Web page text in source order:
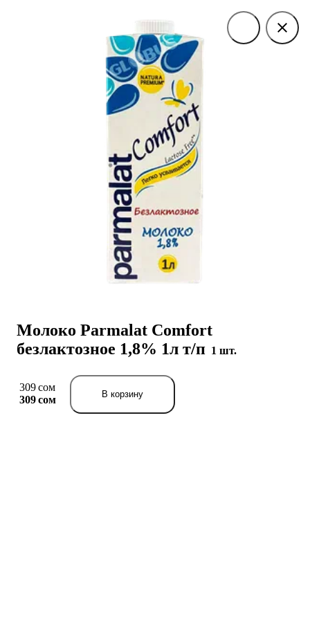
Молоко Parmalat Comfort
безлактозное 1,8% 1л т/п 1 шт.
309 сом
309 сом
В корзину